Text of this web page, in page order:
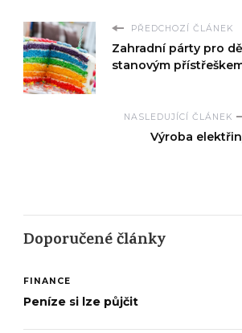
PŘEDCHOZÍ ČLÁNEK
Zahradní párty pro
stanovým
NASLEDUJÍCÍ ČLÁNEK
Výroba
Doporučené články
FINANCE
Peníze si lze půjčit